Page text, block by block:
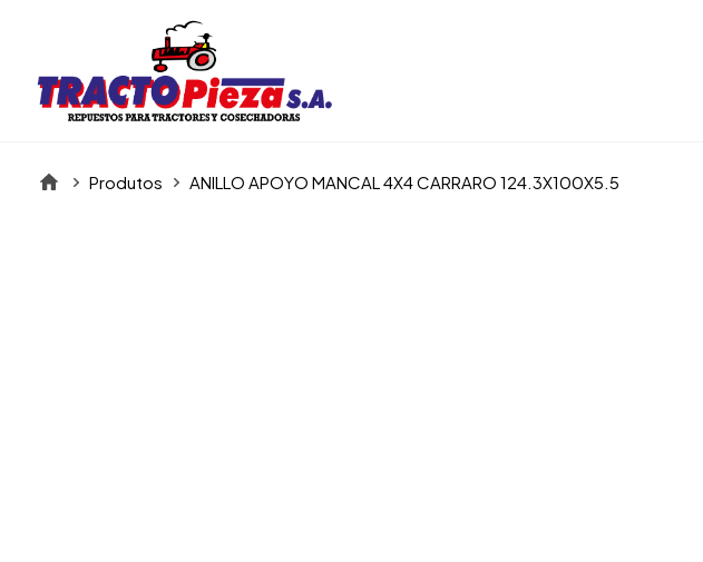
Produtos ANILLO APOYO MANCAL 4X4 CARRARO 124.3X100X5.5